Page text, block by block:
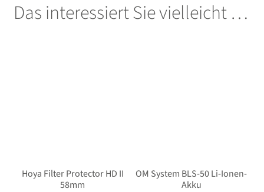
Das interessiert Sie vielleicht …
Hoya Filter Protector HD II
58mm
OM System BLS-50 Li-Ionen-
Akku